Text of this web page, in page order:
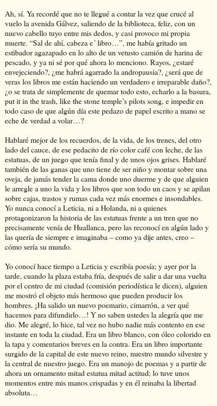
Ah, sí. Ya recordé que no te llegué a contar la vez que crucé al
vuelo la avenida Gálvez, saliendo de la biblioteca, feliz, con un
nuevo cabello tuyo entre mis dedos, y casi provoco mi propia
muerte. “Sal de ahí, cabeza e´ libro…”, me había gritado un
estibador agazapado en lo alto de un vetusto camión de harina de
pescado, y ya ni sé por qué ahora lo menciono. Rayos, ¿estaré
envejeciendo?, ¿me habrá agarrado la andropausia?, ¿será que de
veras los libros me están haciendo un verdadero e irreparable daño?,
¿o se trata de simplemente de quemar todo esto, echarlo a la basura,
put it in the trash, like the stone temple’s pilots song, e impedir en
todo caso de que algún día este pedazo de papel escrito a mano se
eche de verdad a volar…?
Hablaré mejor de los recuerdos, de la vida, de los trenes, del otro
lado del cauce, de ese pedacito de río color café con leche, de las
estatuas, de un juego que tenía final y de unos ojos grises. Hablaré
también de las ganas que uno tiene de ser niño y montar sobre una
oveja, de jamás tender la cama donde uno duerme y de que alguien
le arregle a uno la vida y los libros que son todo un caos y se apilan
sobre cajas, trastos y rumas cada vez más enormes e insondables.
Yo nunca conocí a Leticia, ni a Holanda, ni a quienes
protagonizaron la historia de las estatuas frente a un tren que no
precisamente venía de Huallanca, pero las reconocí en algún lado y
las quería de siempre e imaginaba – como ya dije antes, creo –
cómo sería su mundo.
Yo conocí hace tiempo a Leticia y escribía poesía; y ayer por la
tarde, cuando la plaza estaba fría, después de salir a dar una vuelta
por el centro de mi ciudad (comisión periodística le dicen), alguien
me mostró el objeto más hermoso que pueden producir los
hombres. ¡Ha salido un nuevo poemario, cimarrón, a ver qué
hacemos para difundirlo…! Y no saben ustedes la alegría que me
dio. Me alegré, lo hice, tal vez no hubo nadie más contento en ese
instante en toda la ciudad. Era un libro blanco, con óleo colorido en
la tapa y comentarios breves en la contra. Era un libro importante
surgido de la capital de este nuevo reino, nuestro mundo silvestre y
la central de nuestro juego. Era un manojo de poemas y a partir de
ahora un ornamento mitad estatua mitad actitud; lo tuve unos
momentos entre mis manos crispadas y en él reinaba la libertad
absoluta…